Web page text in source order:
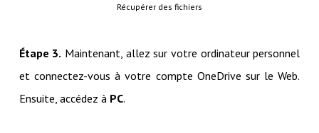
Récupérer des fichiers
Étape 3. Maintenant, allez sur votre ordinateur personnel
et connectez-vous à votre compte OneDrive sur le Web.
Ensuite, accédez à PC.